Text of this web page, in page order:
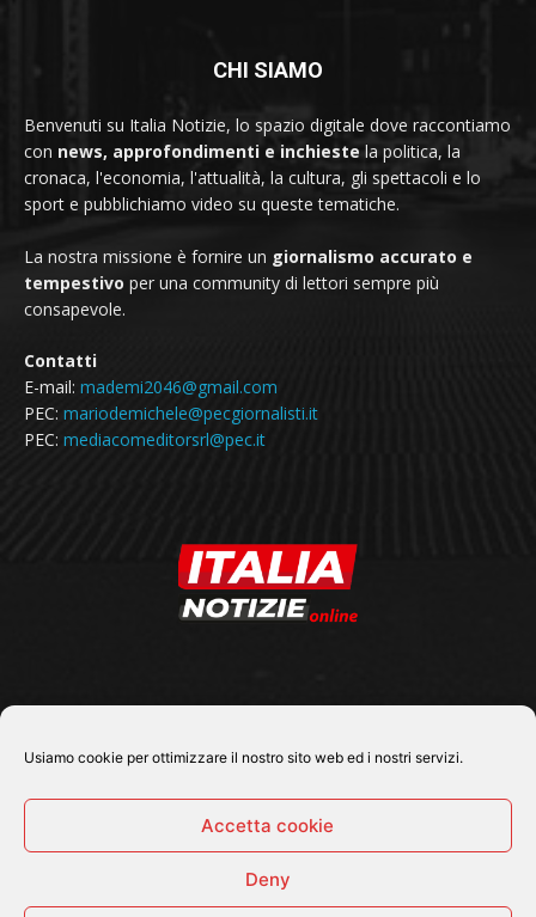
Usiamo cookie per ottimizzare il nostro sito web ed i nostri servizi.
Accetta cookie
Deny
CHI SIAMO
Benvenuti su Italia Notizie, lo spazio digitale dove raccontiamo
con news, approfondimenti e inchieste la politica, la
cronaca, l'economia, l'attualità, la cultura, gli spettacoli e lo
sport e pubblichiamo video su queste tematiche.
La nostra missione è fornire un giornalismo accurato e
tempestivo per una community di lettori sempre più
consapevole.
Contatti
E-mail: mademi2046@gmail.com
PEC: mariodemichele@pecgiornalisti.it
PEC: mediacomeditorsrl@pec.it
SEGUICI SU
© 2026 Tutti i diritti riservati - Italia Notizie .online |